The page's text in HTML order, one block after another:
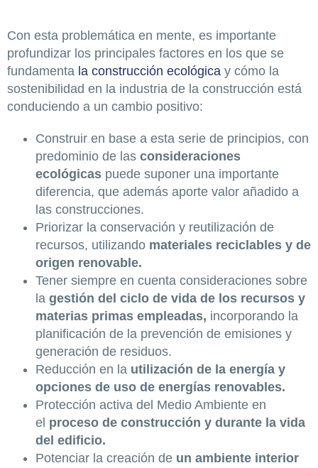
Con esta problemática en mente, es importante
profundizar los principales factores en los que se
fundamenta la construcción ecológica y cómo la
sostenibilidad en la industria de la construcción está
conduciendo a un cambio positivo:
Construir en base a esta serie de principios, con
predominio de las consideraciones
ecológicas puede suponer una importante
diferencia, que además aporte valor añadido a
las construcciones.
Priorizar la conservación y reutilización de
recursos, utilizando materiales reciclables y de
origen renovable.
Tener siempre en cuenta consideraciones sobre
la gestión del ciclo de vida de los recursos y
materias primas empleadas, incorporando la
planificación de la prevención de emisiones y
generación de residuos.
Reducción en la utilización de la energía y
opciones de uso de energías renovables.
Protección activa del Medio Ambiente en
el proceso de construcción y durante la vida
del edificio.
Potenciar la creación de un ambiente interior